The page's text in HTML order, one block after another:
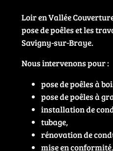
Loir en Vallée
pose de poêles et les
Savigny-sur-Braye.
Nous intervenons pour :
pose de poêles à
pose de poêles à
installation de
tubage,
rénovation de
mise en conformité.